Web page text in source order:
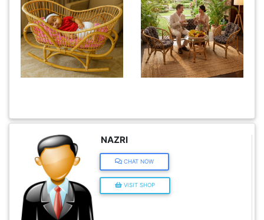
NAZRI
CHAT NOW
VISIT SHOP
SUKAN/HOBI(2)
PERCUTIAN
PELANCONGAN(1)
&
BARANG
PERIBADI(4)
PEKERJAAN(0)